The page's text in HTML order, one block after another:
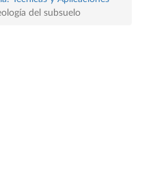
del subsuelo